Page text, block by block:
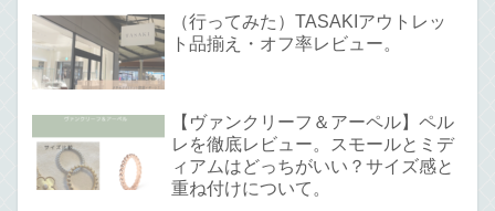
（行ってみた）TASAKIアウトレッ
ト品揃え・オフ率レビュー。
【ヴァンクリーフ＆アーペル】ペル
レを徹底レビュー。スモールとミデ
ィアムはどっちがいい？サイズ感と
重ね付けについて。